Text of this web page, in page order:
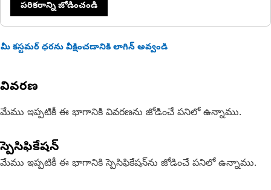
పరికరాన్ని జోడించండి
మీ కస్టమర్ ధరను వీక్షించడానికి లాగిన్ అవ్వండి
వివరణ
మేము ఇప్పటికీ ఈ భాగానికి వివరణను జోడించే పనిలో ఉన్నాము.
స్పెసిఫికేషన్
మేము ఇప్పటికీ ఈ భాగానికి స్పెసిఫికేషన్‌ను జోడించే పనిలో ఉన్నాము.